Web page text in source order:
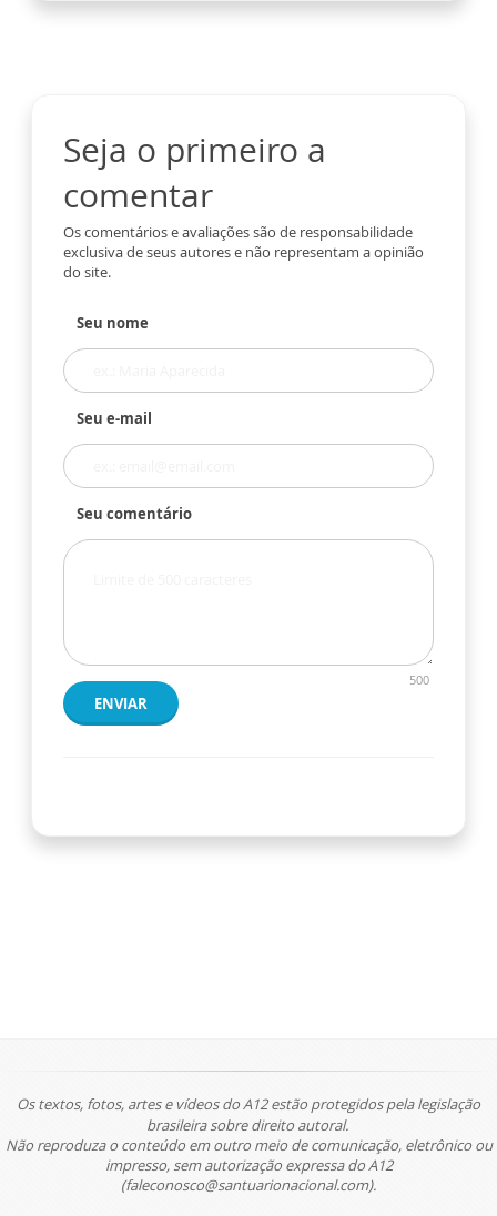
Seja o primeiro a
comentar
Os comentários e avaliações são de responsabilidade
exclusiva de seus autores e não representam a opinião
do site.
Seu nome
Seu e-mail
Seu comentário
500
ENVIAR
Os textos, fotos, artes e vídeos do A12 estão protegidos pela legislação
brasileira sobre direito autoral.
Não reproduza o conteúdo em outro meio de comunicação, eletrônico ou
impresso, sem autorização expressa do A12
(faleconosco@santuarionacional.com).